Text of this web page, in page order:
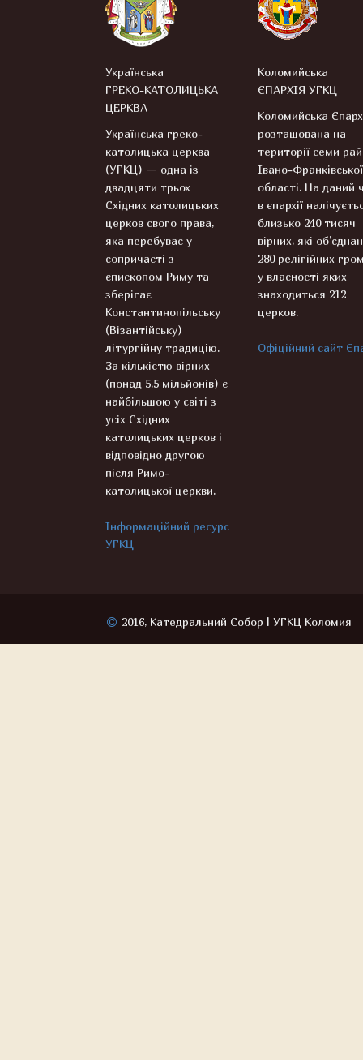
Українська
ГРЕКО-КАТОЛИЦЬКА
ЦЕРКВА
Українська греко-
католицька церква
(УГКЦ) — одна із
двадцяти трьох
Східних католицьких
церков свого права,
яка перебуває у
сопричасті з
єпископом Риму та
зберігає
Константинопільську
(Візантійську)
літургійну традицію.
За кількістю вірних
(понад 5,5 мільйонів) є
найбільшою у світі з
усіх Східних
католицьких церков і
відповідно другою
після Римо-
католицької церкви.
Інформаційний ресурс
УГКЦ
Коломийська
ЄПАРХІЯ УГКЦ
Коломийська
розташована на
території семи
Івано-Франківської
області. На даний
в єпархії
близько 240 тисяч
вірних, які
280 релігійних
у власності яких
знаходиться 212
церков.
Офіційний сайт
2016, Катедральний Собор | УГКЦ Коломия